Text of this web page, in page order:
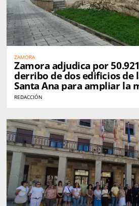
ZAMORA
Zamora adjudica por
derribo de dos edificios de
Santa Ana para ampliar la
REDACCIÓN